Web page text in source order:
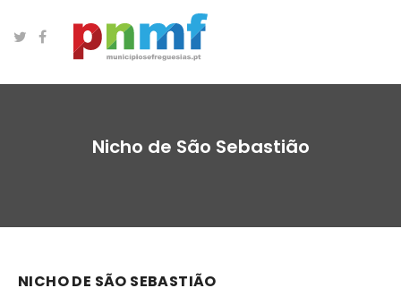
Nicho de São Sebastião
NICHO DE SÃO SEBASTIÃO